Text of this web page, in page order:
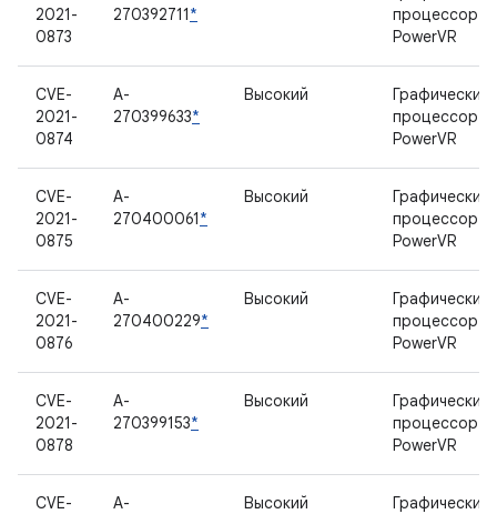
2021-
0873
270392711*
процессор
PowerVR
CVE-
2021-
0874
A-
270399633*
Высокий
Графический
процессор
PowerVR
CVE-
2021-
0875
A-
270400061*
Высокий
Графический
процессор
PowerVR
CVE-
2021-
0876
A-
270400229*
Высокий
Графический
процессор
PowerVR
CVE-
2021-
0878
A-
270399153*
Высокий
Графический
процессор
PowerVR
CVE-
A-
Высокий
Графический